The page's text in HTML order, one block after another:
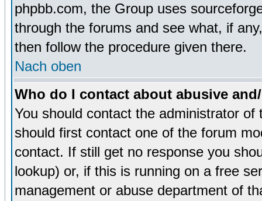
phpbb.com, the Group uses
through the forums and see what, if
then follow the procedure given there.
Nach oben
Who do I contact about abusive
You should contact the administrator
should first contact one of the forum
contact. If still get no response you
lookup) or, if this is running on a free
management or abuse department of